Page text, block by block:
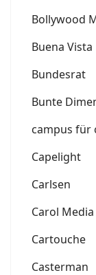
Bollywood
Buena Vista
Bundesrat
Bunte
campus für
Capelight
Carlsen
Carol Media
Cartouche
Casterman